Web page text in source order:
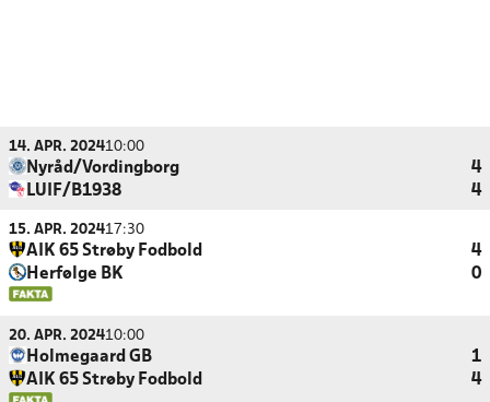
14. APR. 202410:00
Nyråd/Vordingborg
4
LUIF/B1938
4
15. APR. 202417:30
AIK 65 Strøby Fodbold
4
Herfølge BK
0
20. APR. 202410:00
Holmegaard GB
1
AIK 65 Strøby Fodbold
4